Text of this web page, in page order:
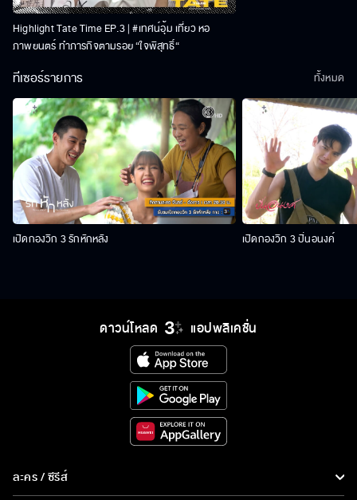
Highlight Tate Time EP.3 | #เทศน์อุ้ม เที่ยว หอ
ภาพยนตร์ ทำภารกิจตามรอย “ใจพิสุทธิ์“
ทีเซอร์รายการ
เปิดกองวิก 3 รักหักหลัง เปิดกองวิก 3 ปิ่นอนงค์
ทั้งหมด
ดาวน์โหลด แอปพลิเคชั่น
ละคร / ซีรีส์